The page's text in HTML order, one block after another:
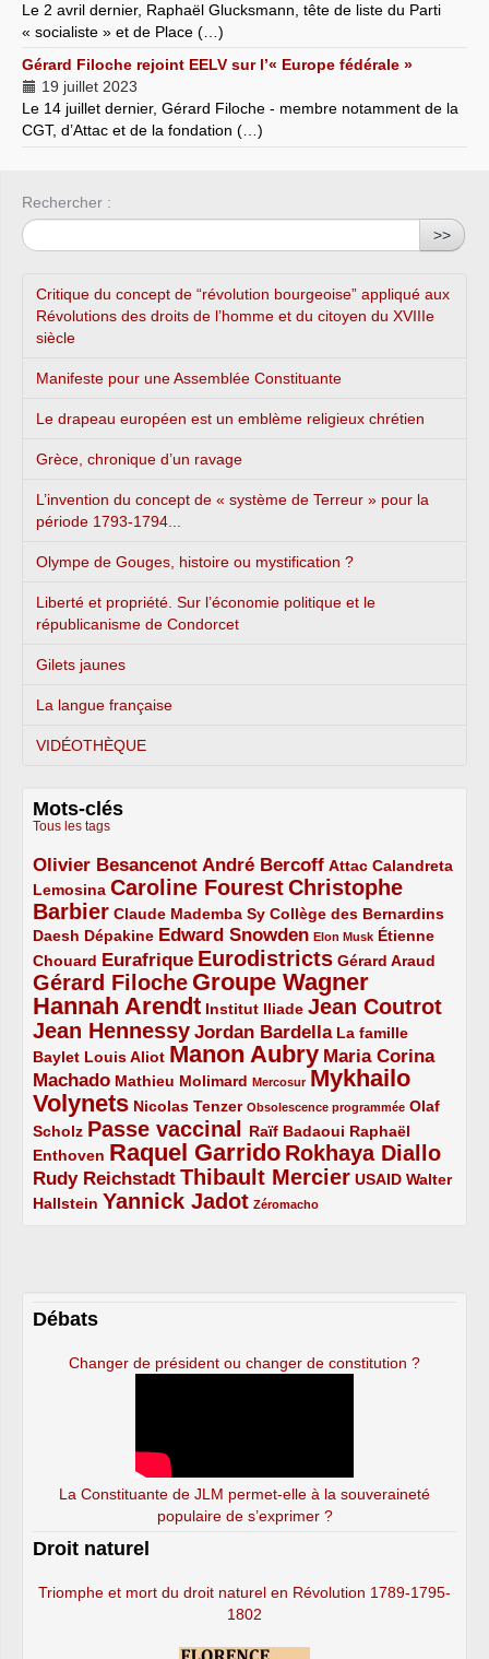
Le 2 avril dernier, Raphaël Glucksmann, tête de liste du Parti
« socialiste » et de Place (…)
Gérard Filoche rejoint EELV sur l’« Europe fédérale »
19 juillet 2023
Le 14 juillet dernier, Gérard Filoche - membre notamment de la
CGT, d’Attac et de la fondation (…)
Rechercher :
>>
Critique du concept de “révolution bourgeoise” appliqué aux
Révolutions des droits de l’homme et du citoyen du XVIIIe
siècle
Manifeste pour une Assemblée Constituante
Le drapeau européen est un emblème religieux chrétien
Grèce, chronique d’un ravage
L’invention du concept de « système de Terreur » pour la
période 1793-1794...
Olympe de Gouges, histoire ou mystification ?
Liberté et propriété. Sur l’économie politique et le
républicanisme de Condorcet
Gilets jaunes
La langue française
VIDÉOTHÈQUE
Mots-clés
Tous les tags
Olivier Besancenot
3/5 André Bercoff
3/5 Attac
2/5
Calandreta
Lemosina
2/5 Caroline Fourest
4/5
Christophe
Barbier
4/5 Claude Mademba Sy
2/5 Collège des Bernardins
2/5
Daesh
2/5 Dépakine
2/5 Edward Snowden
3/5 Elon Musk
1/5
Étienne
Chouard
2/5 Eurafrique
3/5 Eurodistricts
4/5 Gérard Araud
2/5
Gérard Filoche
4/5 Groupe Wagner
5/5
Hannah Arendt
5/5 Institut Iliade
2/5 Jean Coutrot
4/5
Jean Hennessy
4/5 Jordan Bardella
3/5
La famille
Baylet
2/5 Louis Aliot
2/5 Manon Aubry
5/5
Maria Corina
Machado
3/5 Mathieu Molimard
2/5 Mercosur
1/5
Mykhailo
Volynets
5/5 Nicolas Tenzer
2/5 Obsolescence programmée
1/5
Olaf
Scholz
2/5 Passe vaccinal
4/5 Raïf Badaoui
2/5
Raphaël
Enthoven
2/5 Raquel Garrido
5/5 Rokhaya Diallo
4/5
Rudy Reichstadt
3/5 Thibault Mercier
4/5 USAID
2/5
Walter
Hallstein
2/5 Yannick Jadot
4/5 Zéromacho
1/5
Débats
Changer de président ou changer de constitution ?
La Constituante de JLM permet-elle à la souveraineté
populaire de s’exprimer ?
Droit naturel
Triomphe et mort du droit naturel en Révolution 1789-1795-
1802